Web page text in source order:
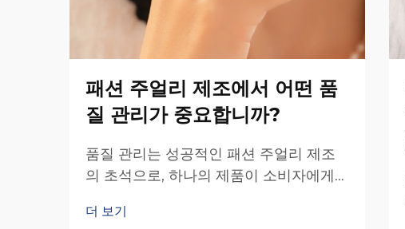
패션 주얼리 제조에서 어떤 품
질 관리가 중요합니까?
품질 관리는 성공적인 패션 주얼리 제조
의 초석으로, 하나의 제품이 소비자에게
운 구매가 될지를 결정한다. 소비자의 기
더 보기